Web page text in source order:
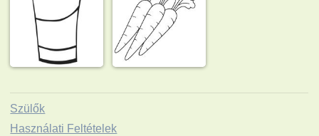
Szülők
Használati Feltételek